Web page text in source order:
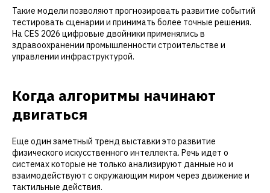
Такие модели позволяют прогнозировать развитие событий
тестировать сценарии и принимать более точные решения.
На CES 2026 цифровые двойники применялись в
здравоохранении промышленности строительстве и
управлении инфраструктурой.
Когда алгоритмы начинают
двигаться
Еще один заметный тренд выставки это развитие
физического искусственного интеллекта. Речь идет о
системах которые не только анализируют данные но и
взаимодействуют с окружающим миром через движение и
тактильные действия.